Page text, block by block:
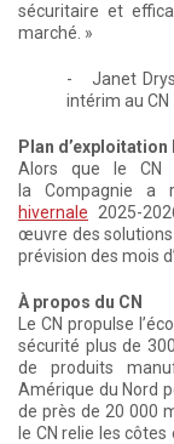
sécuritaire et
marché. »
- Janet
intérim au CN
Plan d’exploitation
Alors que le CN
la Compagnie a
hivernale 2025-
œuvre des solutions
prévision des mois
À propos du CN
Le CN propulse
sécurité plus de
de produits
Amérique du Nord
de près de 20 000
le CN relie les